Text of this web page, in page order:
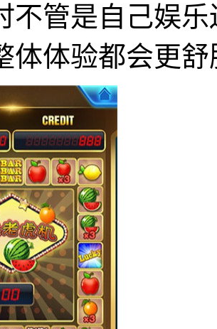
不管是自己娱
体体验都会更